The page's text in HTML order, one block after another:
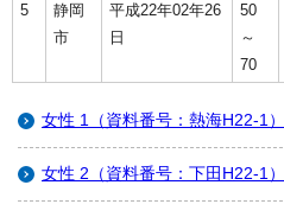
5
静岡
市
平成22年02年26
日
50
～
70
女性 1（資料番号：熱海H22-1）
女性 2（資料番号：下田H22-1）